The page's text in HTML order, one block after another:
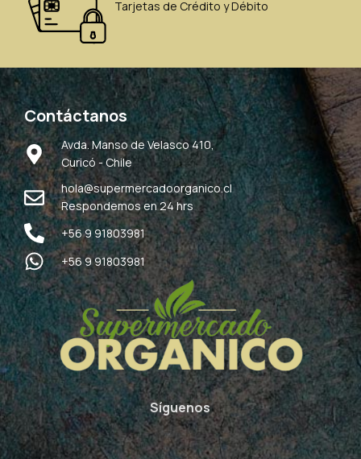
Tarjetas de Crédito y Débito
Contáctanos
Avda. Manso de Velasco 410,
Curicó - Chile
hola@supermercadoorganico.cl
Respondemos en 24 hrs
+56 9 91803981
+56 9 91803981
Síguenos